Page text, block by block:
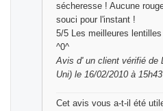
sécheresse ! Aucune
souci pour l'instant !
5/5 Les meilleures
^0^
Avis d' un client vérifié de
Uni) le 16/02/2010 à 15h43
Cet avis vous a-t-il été